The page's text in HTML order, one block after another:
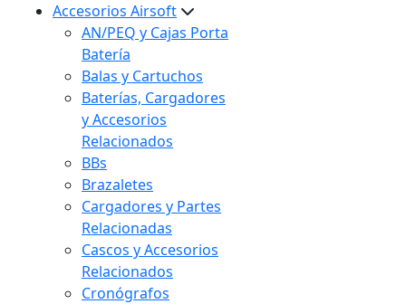
Accesorios Airsoft
AN/PEQ y Cajas Porta
Batería
Balas y Cartuchos
Baterías, Cargadores
y Accesorios
Relacionados
BBs
Brazaletes
Cargadores y Partes
Relacionadas
Cascos y Accesorios
Relacionados
Cronógrafos